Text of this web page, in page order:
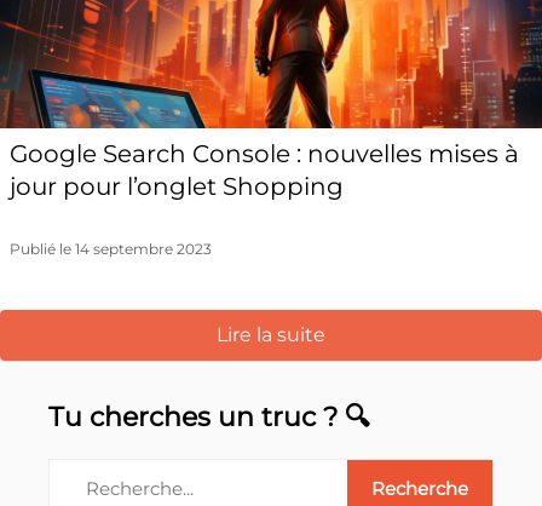
Google Search Console : nouvelles mises à
jour pour l’onglet Shopping
Publié le 14 septembre 2023
Lire la suite
Tu cherches un truc ? 🔍